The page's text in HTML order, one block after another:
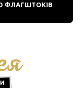
ФЛАГШТОКІВ